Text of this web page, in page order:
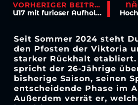
VORHERIGER BEITRAG
U17 mit furioser Aufholjagd
Seit Sommer 2024 steht
den Pfosten der Viktoria
starker Rückhalt
spricht der 26-Jährige
bisherige Saison, seinen
entscheidende Phase im
Außerdem verrät er,